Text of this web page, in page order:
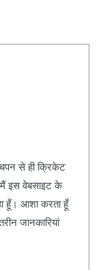
से ही क्रिकेट
इस वेबसाइट के
हूँ। आशा करता हूँ
जानकारियां